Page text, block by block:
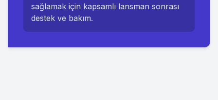
sağlamak için kapsamlı lansman sonrası
destek ve bakım.